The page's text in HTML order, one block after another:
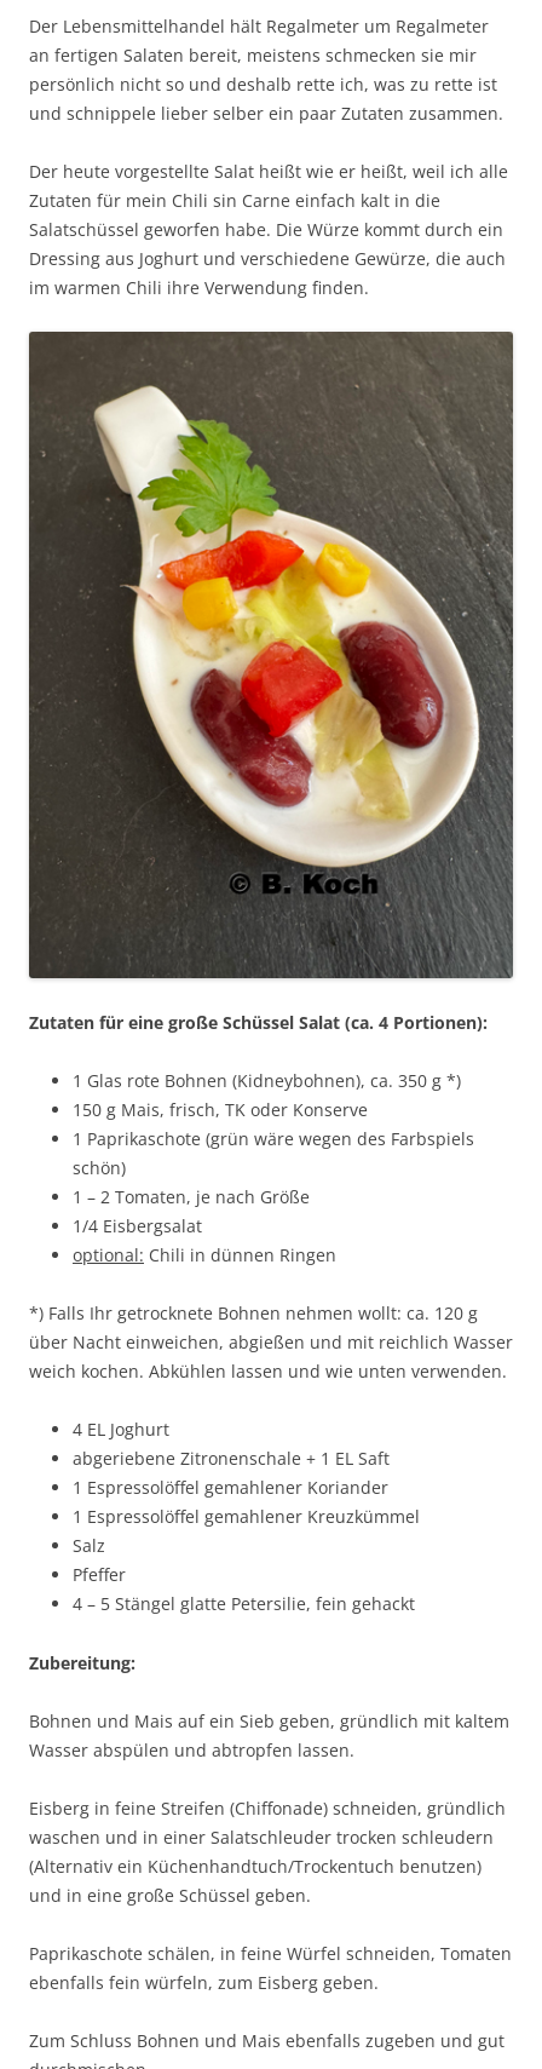
Der Lebensmittelhandel hält Regalmeter um Regalmeter
an fertigen Salaten bereit, meistens schmecken sie mir
persönlich nicht so und deshalb rette ich, was zu rette ist
und schnippele lieber selber ein paar Zutaten zusammen.
Der heute vorgestellte Salat heißt wie er heißt, weil ich alle
Zutaten für mein Chili sin Carne einfach kalt in die
Salatschüssel geworfen habe. Die Würze kommt durch ein
Dressing aus Joghurt und verschiedene Gewürze, die auch
im warmen Chili ihre Verwendung finden.
Zutaten für eine große Schüssel Salat (ca. 4 Portionen):
1 Glas rote Bohnen (Kidneybohnen), ca. 350 g *)
150 g Mais, frisch, TK oder Konserve
1 Paprikaschote (grün wäre wegen des Farbspiels
schön)
1 – 2 Tomaten, je nach Größe
1/4 Eisbergsalat
optional: Chili in dünnen Ringen
*) Falls Ihr getrocknete Bohnen nehmen wollt: ca. 120 g
über Nacht einweichen, abgießen und mit reichlich Wasser
weich kochen. Abkühlen lassen und wie unten verwenden.
4 EL Joghurt
abgeriebene Zitronenschale + 1 EL Saft
1 Espressolöffel gemahlener Koriander
1 Espressolöffel gemahlener Kreuzkümmel
Salz
Pfeffer
4 – 5 Stängel glatte Petersilie, fein gehackt
Zubereitung:
Bohnen und Mais auf ein Sieb geben, gründlich mit kaltem
Wasser abspülen und abtropfen lassen.
Eisberg in feine Streifen (Chiffonade) schneiden, gründlich
waschen und in einer Salatschleuder trocken schleudern
(Alternativ ein Küchenhandtuch/Trockentuch benutzen)
und in eine große Schüssel geben.
Paprikaschote schälen, in feine Würfel schneiden, Tomaten
ebenfalls fein würfeln, zum Eisberg geben.
Zum Schluss Bohnen und Mais ebenfalls zugeben und gut